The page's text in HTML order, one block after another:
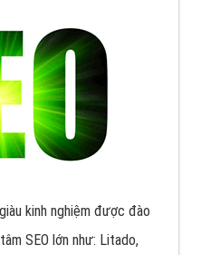
kinh nghiệm được đào
SEO lớn như: Litado,